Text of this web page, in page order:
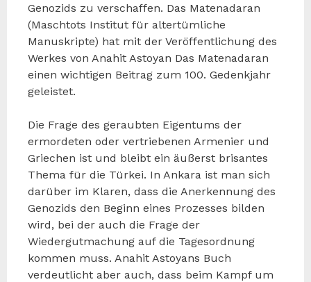
Genozids zu verschaffen. Das Matenadaran
(Maschtots Institut für altertümliche
Manuskripte) hat mit der Veröffentlichung des
Werkes von Anahit Astoyan Das Matenadaran
einen wichtigen Beitrag zum 100. Gedenkjahr
geleistet.
Die Frage des geraubten Eigentums der
ermordeten oder vertriebenen Armenier und
Griechen ist und bleibt ein äußerst brisantes
Thema für die Türkei. In Ankara ist man sich
darüber im Klaren, dass die Anerkennung des
Genozids den Beginn eines Prozesses bilden
wird, bei der auch die Frage der
Wiedergutmachung auf die Tagesordnung
kommen muss. Anahit Astoyans Buch
verdeutlicht aber auch, dass beim Kampf um